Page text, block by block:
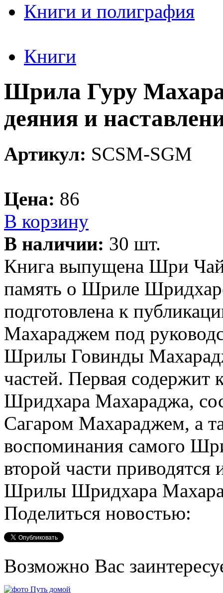
Книги и полиграфия
Книги
Шрила Гуру
деяния и
Артикул: SCSM-SGM
Цена: 86
В корзину
В наличии: 30 шт.
Книга выпущена Шри
память о Шриле
подготовлена к
Махараджем под
Шрилы Говинды
частей. Первая
Шридхара Махараджа,
Сагаром Махараджем, а
воспоминания самого
второй части
Шрилы Шридхара
Поделиться новостью:
Возможно Вас